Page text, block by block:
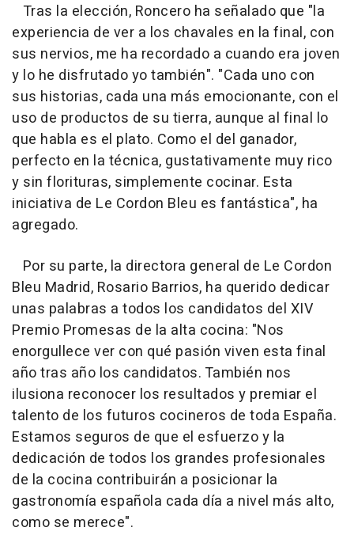
Tras la elección, Roncero ha señalado que "la
experiencia de ver a los chavales en la final, con
sus nervios, me ha recordado a cuando era joven
y lo he disfrutado yo también". "Cada uno con
sus historias, cada una más emocionante, con el
uso de productos de su tierra, aunque al final lo
que habla es el plato. Como el del ganador,
perfecto en la técnica, gustativamente muy rico
y sin florituras, simplemente cocinar. Esta
iniciativa de Le Cordon Bleu es fantástica", ha
agregado.
Por su parte, la directora general de Le Cordon
Bleu Madrid, Rosario Barrios, ha querido dedicar
unas palabras a todos los candidatos del XIV
Premio Promesas de la alta cocina: "Nos
enorgullece ver con qué pasión viven esta final
año tras año los candidatos. También nos
ilusiona reconocer los resultados y premiar el
talento de los futuros cocineros de toda España.
Estamos seguros de que el esfuerzo y la
dedicación de todos los grandes profesionales
de la cocina contribuirán a posicionar la
gastronomía española cada día a nivel más alto,
como se merece".